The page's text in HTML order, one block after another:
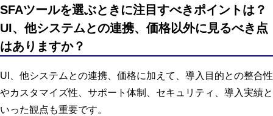
SFAツールを選ぶときに注目すべきポイントは？
UI、他システムとの連携、価格以外に見るべき点
はありますか？
UI、他システムとの連携、価格に加えて、導入目的との整合性
やカスタマイズ性、サポート体制、セキュリティ、導入実績と
いった観点も重要です。